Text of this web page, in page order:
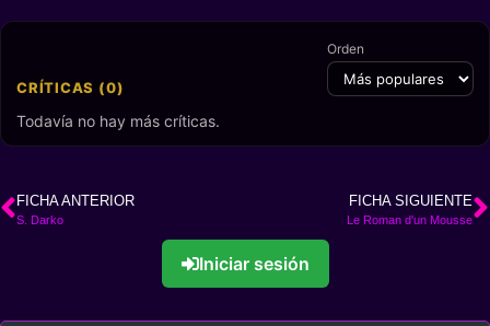
CRÍTICAS (0)
Orden
Todavía no hay más críticas.
FICHA ANTERIOR
S. Darko
FICHA SIGUIENTE
Le Roman d'un Mousse
Iniciar sesión